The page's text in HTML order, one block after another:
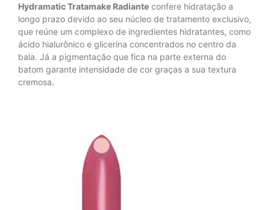
Hydramatic Tratamake Radiante confere hidratação a
longo prazo devido ao seu núcleo de tratamento exclusivo,
que reúne um complexo de ingredientes hidratantes, como
ácido hialurônico e glicerina concentrados no centro da
bala. Já a pigmentação que fica na parte externa do
batom garante intensidade de cor graças a sua textura
cremosa.